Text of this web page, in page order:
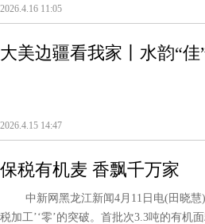
2026.4.16 11:05
大美边疆看我家丨水韵“
2026.4.15 14:47
保税有机麦 香飘千万家
中新网黑龙江新闻4月11日电(田晓慧
税加工’‘零’的突破。首批次3.3吨的有机